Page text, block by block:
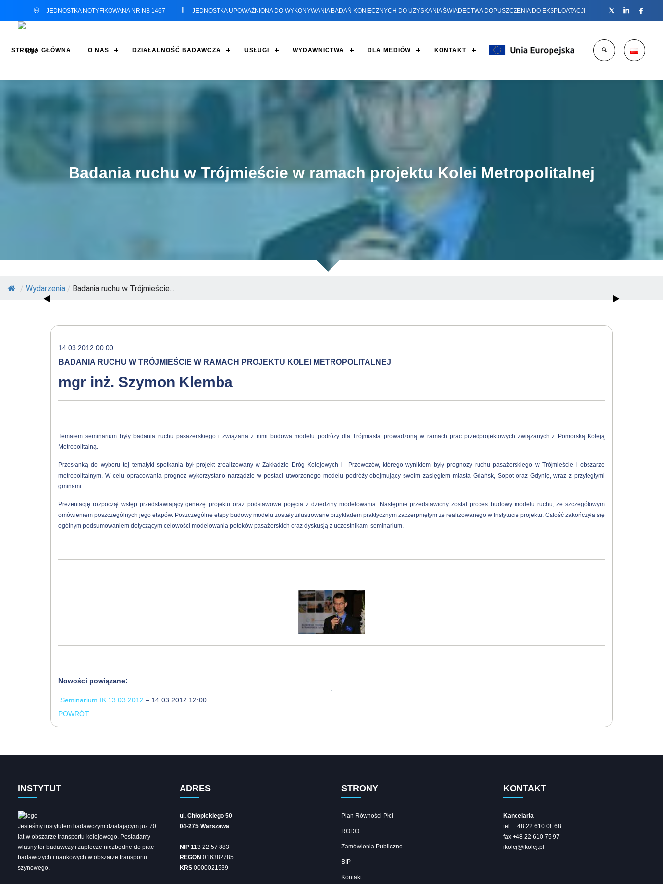
JEDNOSTKA NOTYFIKOWANA NR NB 1467 JEDNOSTKA UPOWAŻNIONA DO WYKONYWANIA BADAŃ KONIECZNYCH DO UZYSKANIA ŚWIADECTWA DOPUSZCZENIA DO EKSPLOATACJI   
STRONA GŁÓWNA O NAS DZIAŁALNOŚĆ BADAWCZA USŁUGI WYDAWNICTWA DLA MEDIÓW KONTAKT
Badania ruchu w Trójmieście w ramach projektu Kolei Metropolitalnej
/ Wydarzenia / Badania ruchu w Trójmieście...
14.03.2012 00:00
BADANIA RUCHU W TRÓJMIEŚCIE W RAMACH PROJEKTU KOLEI METROPOLITALNEJ
mgr inż. Szymon Klemba
Tematem seminarium były badania ruchu pasażerskiego i związana z nimi budowa modelu podróży dla Trójmiasta prowadzoną w ramach prac przedprojektowych związanych z Pomorską Koleją
Metropolitalną.
Przesłanką do wyboru tej tematyki spotkania był projekt zrealizowany w Zakładzie Dróg Kolejowych i Przewozów, którego wynikiem były prognozy ruchu pasażerskiego w Trójmieście i obszarze
metropolitalnym. W celu opracowania prognoz wykorzystano narządzie w postaci utworzonego modelu podróży obejmujący swoim zasięgiem miasta Gdańsk, Sopot oraz Gdynię, wraz z przyległymi
gminami.
Prezentację rozpoczął wstęp przedstawiający genezę projektu oraz podstawowe pojęcia z dziedziny modelowania. Następnie przedstawiony został proces budowy modelu ruchu, ze szczegółowym
omówieniem poszczególnych jego etapów. Poszczególne etapy budowy modelu zostały zilustrowane przykładem praktycznym zaczerpniętym ze realizowanego w Instytucie projektu. Całość zakończyła się
ogólnym podsumowaniem dotyczącym celowości modelowania potoków pasażerskich oraz dyskusją z uczestnikami seminarium.
Nowości powiązane:
Seminarium IK 13.03.2012 – 14.03.2012 12:00
POWRÓT
INSTYTUT
Jesteśmy instytutem badawczym działającym już 70
lat w obszarze transportu kolejowego. Posiadamy
własny tor badawczy i zaplecze niezbędne do prac
badawczych i naukowych w obszarze transportu
szynowego.
ADRES
ul. Chłopickiego 50
04-275 Warszawa
NIP 113 22 57 883
REGON 016382785
KRS 0000021539
STRONY
Plan Równości Płci
RODO
Zamówienia Publiczne
BIP
Kontakt
KONTAKT
Kancelaria
tel. +48 22 610 08 68
fax +48 22 610 75 97
ikolej@ikolej.pl